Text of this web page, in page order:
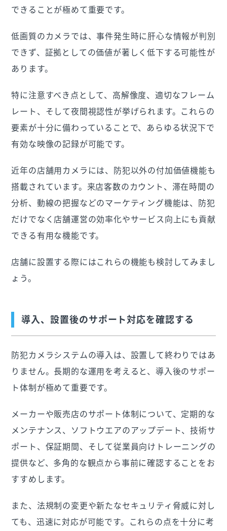
できることが極めて重要です。
低画質のカメラでは、事件発生時に肝心な情報が判別
できず、証拠としての価値が著しく低下する可能性が
あります。
特に注意すべき点として、高解像度、適切なフレーム
レート、そして夜間視認性が挙げられます。これらの
要素が十分に備わっていることで、あらゆる状況下で
有効な映像の記録が可能です。
近年の店舗用カメラには、防犯以外の付加価値機能も
搭載されています。来店客数のカウント、滞在時間の
分析、動線の把握などのマーケティング機能は、防犯
だけでなく店舗運営の効率化やサービス向上にも貢献
できる有用な機能です。
店舗に設置する際にはこれらの機能も検討してみまし
ょう。
導入、設置後のサポート対応を確認する
防犯カメラシステムの導入は、設置して終わりではあ
りません。長期的な運用を考えると、導入後のサポー
ト体制が極めて重要です。
メーカーや販売店のサポート体制について、定期的な
メンテナンス、ソフトウエアのアップデート、技術サ
ポート、保証期間、そして従業員向けトレーニングの
提供など、多角的な観点から事前に確認することをお
すすめします。
また、法規制の変更や新たなセキュリティ脅威に対し
ても、迅速に対応が可能です。これらの点を十分に考